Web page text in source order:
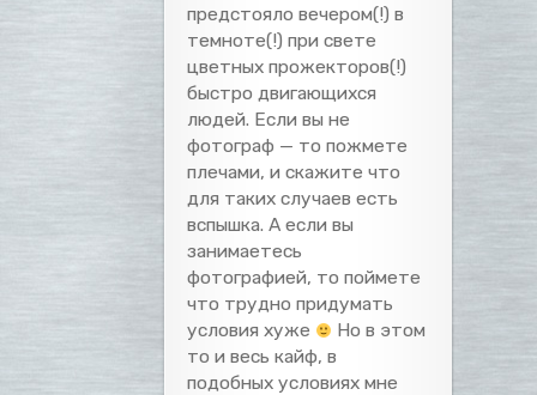
предстояло вечером(!) в
темноте(!) при свете
цветных прожекторов(!)
быстро двигающихся
людей. Если вы не
фотограф — то пожмете
плечами, и скажите что
для таких случаев есть
вспышка. А если вы
занимаетесь
фотографией, то поймете
что трудно придумать
условия хуже
Но в этом
то и весь кайф, в
подобных условиях мне